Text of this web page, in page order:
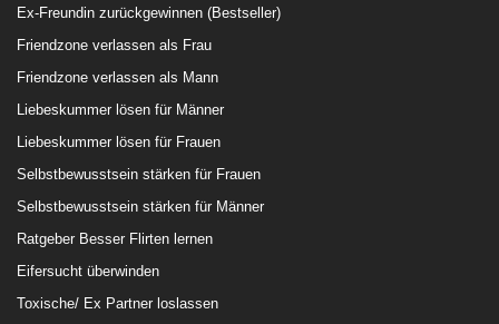
Ex-Freundin zurückgewinnen (Bestseller)
Friendzone verlassen als Frau
Friendzone verlassen als Mann
Liebeskummer lösen für Männer
Liebeskummer lösen für Frauen
Selbstbewusstsein stärken für Frauen
Selbstbewusstsein stärken für Männer
Ratgeber Besser Flirten lernen
Eifersucht überwinden
Toxische/ Ex Partner loslassen